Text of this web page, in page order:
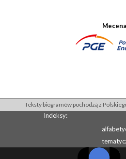
Teksty biogramów pochodzą z
Indeksy: